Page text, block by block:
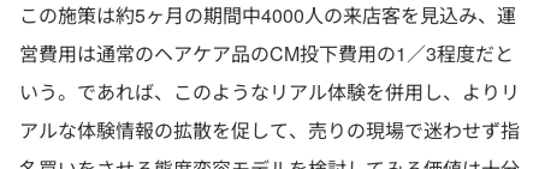
この施策は約5ヶ月の期間中4000人の来店客を見込み、運
営費用は通常のヘアケア品のCM投下費用の1／3程度だと
いう。であれば、このようなリアル体験を併用し、よりリ
アルな体験情報の拡散を促して、売りの現場で迷わせず指